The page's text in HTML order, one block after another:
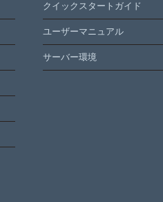
クイックスタートガイド
ユーザーマニュアル
サーバー環境